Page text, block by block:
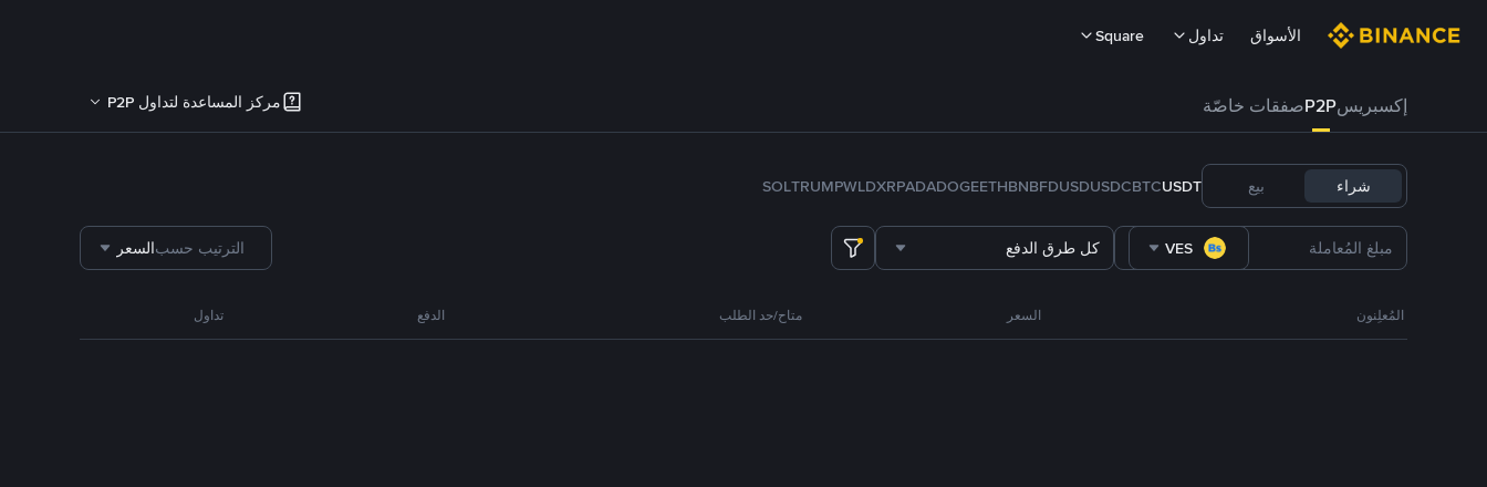
الأسواق تداول Square
إكسبريسP2Pصفقات خاصّة مركز المساعدة لتداول P2P
شراء بيع USDT
BTC
USDC
FDUSD
BNB
ETH
DOGE
ADA
XRP
WLD
TRUMP
SOL
VES كل طرق الدفع الترتيب حسبالسعر
المُعلِنون السعر متاح/حد الطلب الدفع تداول